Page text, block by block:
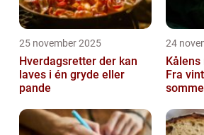
25 november 2025
Hverdagsretter der kan
laves i én gryde eller
pande
24
Fra